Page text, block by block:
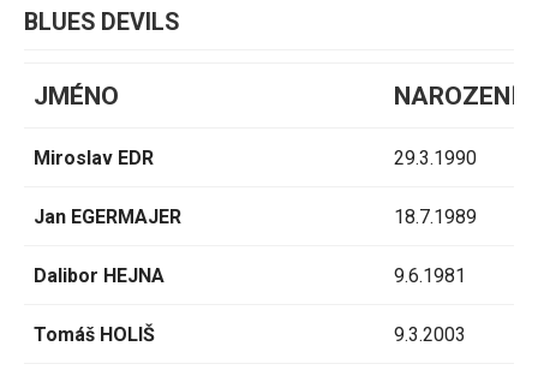
BLUES DEVILS
JMÉNO NAROZENÍ
Miroslav EDR 29.3.1990
Jan EGERMAJER 18.7.1989
Dalibor HEJNA 9.6.1981
Tomáš HOLIŠ 9.3.2003